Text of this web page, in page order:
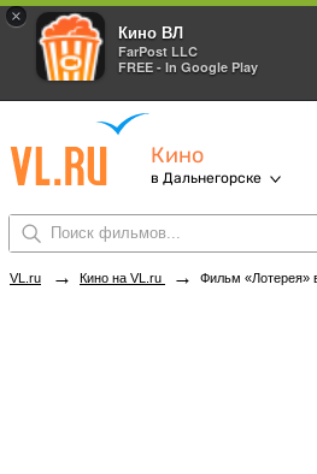
×
Кино ВЛ
FarPost LLC
FREE - In Google Play
Кино
в Дальнегорске
VL.ru → Кино на VL.ru → Фильм «Лотерея» в